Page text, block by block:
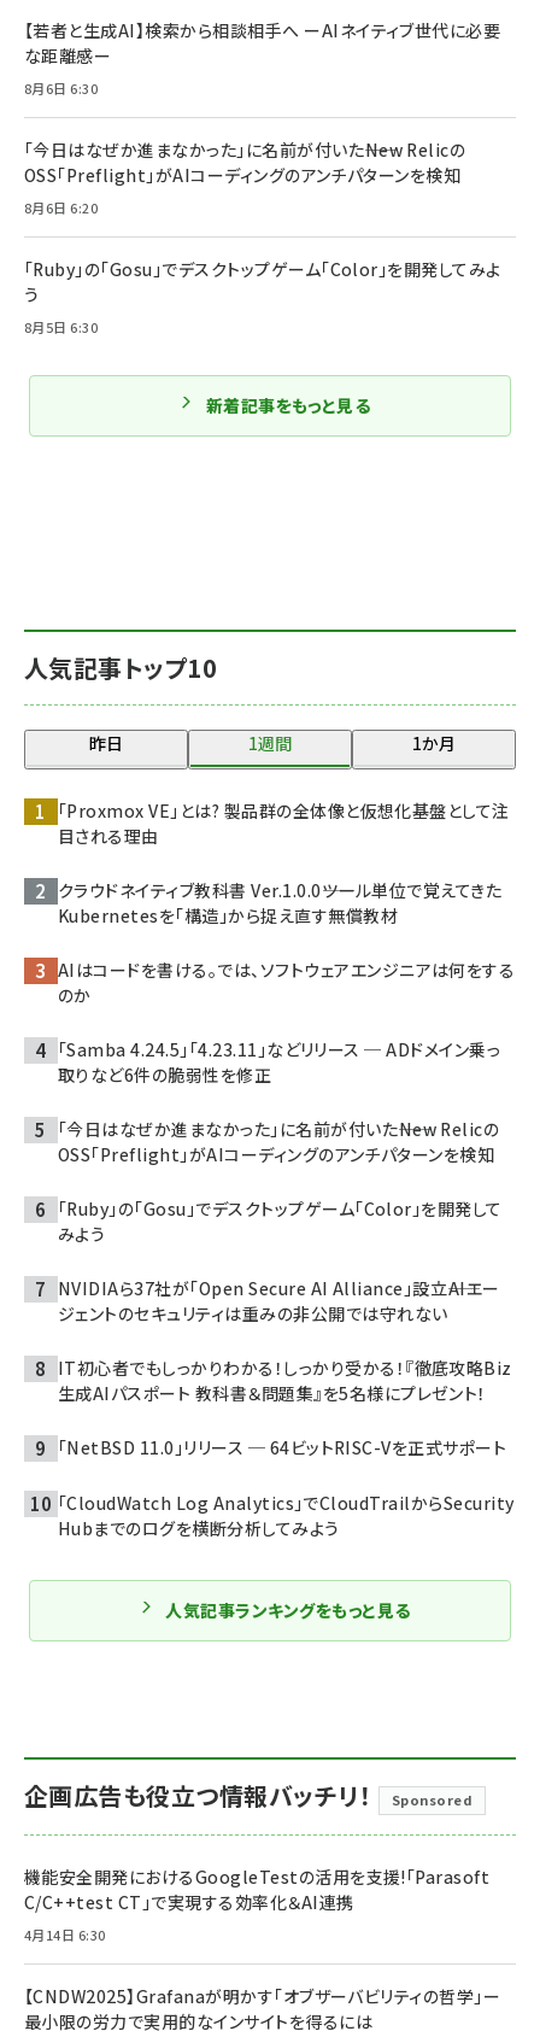
人気記事トップ10
昨日 1週間 1か月
「Proxmox VE」とは? 製品群の全体像と仮想化基盤として注
目される理由
クラウドネイティブ教科書 Ver.1.0.0――ツール単位で覚えてきた
Kubernetesを「構造」から捉え直す無償教材
AIはコードを書ける。では、ソフトウェアエンジニアは何をする
のか
「Samba 4.24.5」「4.23.11」などリリース ─ ADドメイン乗っ
取りなど6件の脆弱性を修正
「今日はなぜか進まなかった」に名前が付いた――New Relicの
OSS「Preflight」がAIコーディングのアンチパターンを検知
「Ruby」の「Gosu」でデスクトップゲーム「Color」を開発して
みよう
NVIDIAら37社が「Open Secure AI Alliance」設立――AIエー
ジェントのセキュリティは重みの非公開では守れない
IT初心者でもしっかりわかる！しっかり受かる！『徹底攻略Biz
生成AIパスポート 教科書＆問題集』を5名様にプレゼント！
「NetBSD 11.0」リリース ─ 64ビットRISC-Vを正式サポート
「CloudWatch Log Analytics」でCloudTrailからSecurity
Hubまでのログを横断分析してみよう
人気記事ランキングをもっと見る
【若者と生成AI】検索から相談相手へ ーAIネイティブ世代に必要
な距離感ー
8月6日 6:30
「今日はなぜか進まなかった」に名前が付いた――New Relicの
OSS「Preflight」がAIコーディングのアンチパターンを検知
8月6日 6:20
「Ruby」の「Gosu」でデスクトップゲーム「Color」を開発してみよ
う
8月5日 6:30
新着記事をもっと見る
企画広告も役立つ情報バッチリ！ Sponsored
機能安全開発におけるGoogleTestの活用を支援!「Parasoft
C/C++test CT」で実現する効率化＆AI連携
4月14日 6:30
【CNDW2025】Grafanaが明かす「オブザーバビリティの哲学」ー
最小限の労力で実用的なインサイトを得るには